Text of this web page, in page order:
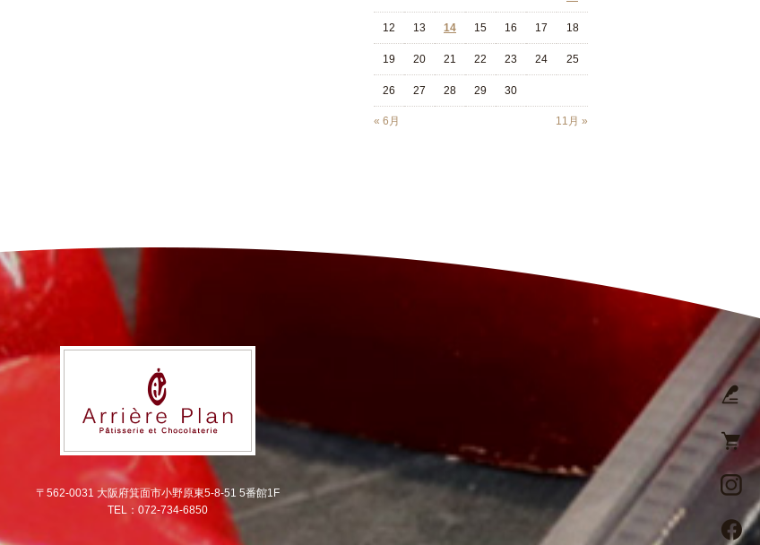
« 6月 11月 »
12 13 14 15 16 17 18
19 20 21 22 23 24 25
26 27 28 29 30
〒562-0031 大阪府箕面市小野原東5-8-51 5番館1F
TEL：072-734-6850